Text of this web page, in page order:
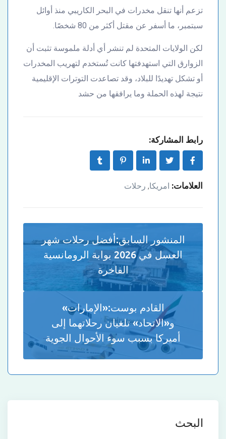
تزعم أنها تنقل مخدرات في البحر الكاريبي منذ أوائل
سبتمبر، ما أسفر عن مقتل أكثر من 80 شخصًا.
لكن الولايات المتحدة لم تنشر أي أدلة ملموسة تثبت أن
الزوارق التي استهدفتها كانت تُستخدم لتهريب المخدرات
أو تشكل تهديدًا للبلاد، وقد تصاعدت التوترات الإقليمية
نتيجة لهذه الحملة وما يرافقها من حشد
رابط المشاركة:
العلامات: امريكا, رحلات
المنشور السابق:أفضل رحلات شهر
العسل في 2026 بوابة الرومانسية
الفاخرة
القادم بوست:«الإمارات»
و«الاتحاد» تلغيان رحلاتهما إلى
أميركا بسبب سوء الأحوال الجوية
البحث